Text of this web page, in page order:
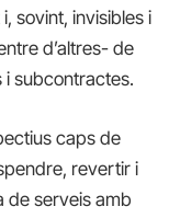
sovint, invisibles i
d’altres- de
i subcontractes.
caps de
revertir i
de serveis amb